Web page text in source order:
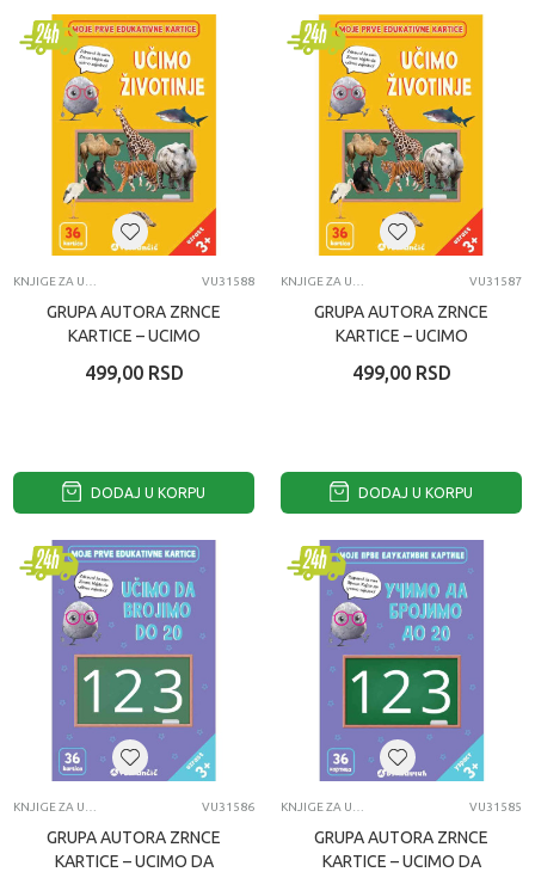
VU31588
GRUPA AUTORA ZRNCE
KARTICE – UCIMO
499,00 RSD
DODAJ U KORPU
VU31587
GRUPA AUTORA ZRNCE
KARTICE – UCIMO
499,00 RSD
DODAJ U KORPU
VU31586
GRUPA AUTORA ZRNCE
KARTICE – UCIMO DA
VU31585
GRUPA AUTORA ZRNCE
KARTICE – UCIMO DA